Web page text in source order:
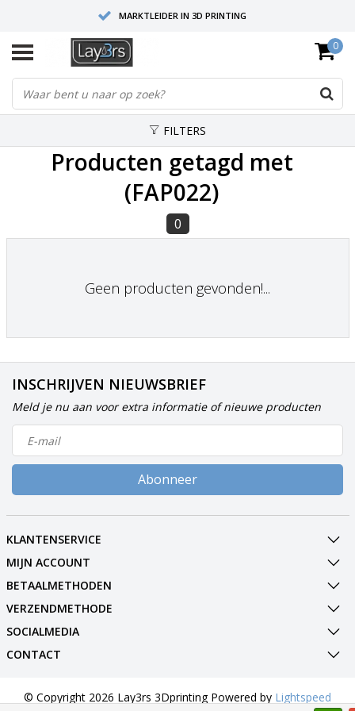
MARKTLEIDER IN 3D PRINTING
HOOGWAARDIGE SERVICE EN SUPPORT
FYSIEKE SHOWROOMS
0
FILTERS
Producten getagd met
(FAP022)
0
Geen producten gevonden!...
INSCHRIJVEN NIEUWSBRIEF
Meld je nu aan voor extra informatie of nieuwe producten
Abonneer
KLANTENSERVICE
MIJN ACCOUNT
BETAALMETHODEN
VERZENDMETHODE
SOCIALMEDIA
CONTACT
© Copyright 2026 Lay3rs 3Dprinting Powered by Lightspeed